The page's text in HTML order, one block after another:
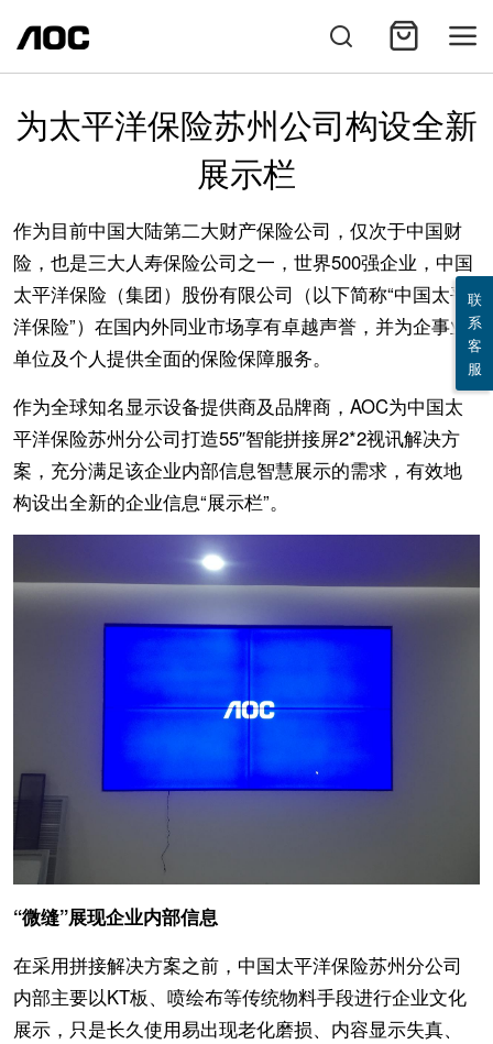
为太平洋保险苏州公司构设全新
展示栏
作为目前中国大陆第二大财产保险公司，仅次于中国财
险，也是三大人寿保险公司之一，世界500强企业，中国
太平洋保险（集团）股份有限公司（以下简称“中国太平
洋保险”）在国内外同业市场享有卓越声誉，并为企事业
单位及个人提供全面的保险保障服务。
作为全球知名显示设备提供商及品牌商，AOC为中国太
平洋保险苏州分公司打造55″智能拼接屏2*2视讯解决方
案，充分满足该企业内部信息智慧展示的需求，有效地
构设出全新的企业信息“展示栏”。
“微缝”展现企业内部信息
在采用拼接解决方案之前，中国太平洋保险苏州分公司
内部主要以KT板、喷绘布等传统物料手段进行企业文化
展示，只是长久使用易出现老化磨损、内容显示失真、
联
系
客
服